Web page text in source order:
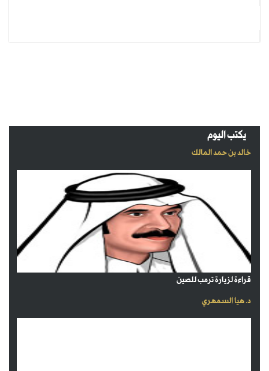
يكتب اليوم
خالد بن حمد المالك
قراءة لزيارة ترمب للصين
د. هيا السمهري